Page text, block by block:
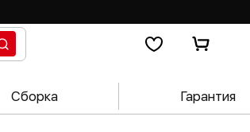
Сборка Гарантия